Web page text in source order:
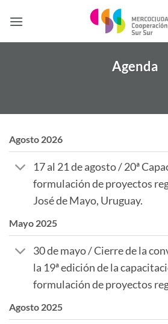
Agenda
Agosto 2026
17 al 21 de agosto / 20ª
formulación de proyectos
José de Mayo, Uruguay.
Mayo 2025
30 de mayo / Cierre de la
la 19ª edición de la
formulación de proyectos
Agosto 2025